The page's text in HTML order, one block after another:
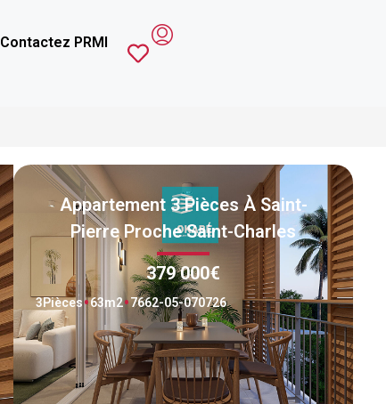
Contactez PRMI
Appartement 3 Pièces À Saint-
Pierre Proche Saint-Charles
379 000€
Pièces
3 m2
63 7662-05-070726